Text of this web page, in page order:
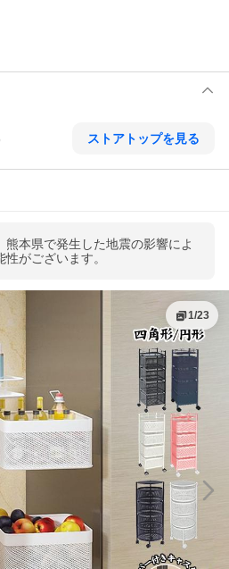
ストアトップを見る
本県で発生した地震の影響によ
がございます。
1/23